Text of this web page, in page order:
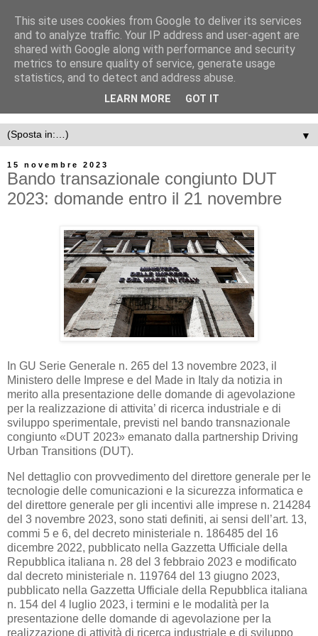
▼
15 novembre 2023
Bando transazionale congiunto DUT
2023: domande entro il 21 novembre
In GU Serie Generale n. 265 del 13 novembre 2023, il
Ministero delle Imprese e del Made in Italy da notizia in
merito alla presentazione delle domande di agevolazione
per la realizzazione di attivita’ di ricerca industriale e di
sviluppo sperimentale, previsti nel bando transnazionale
congiunto «DUT 2023» emanato dalla partnership Driving
Urban Transitions (DUT).
Nel dettaglio con provvedimento del direttore generale per le
tecnologie delle comunicazioni e la sicurezza informatica e
del direttore generale per gli incentivi alle imprese n. 214284
del 3 novembre 2023, sono stati definiti, ai sensi dell’art. 13,
commi 5 e 6, del decreto ministeriale n. 186485 del 16
dicembre 2022, pubblicato nella Gazzetta Ufficiale della
Repubblica italiana n. 28 del 3 febbraio 2023 e modificato
dal decreto ministeriale n. 119764 del 13 giugno 2023,
pubblicato nella Gazzetta Ufficiale della Repubblica italiana
n. 154 del 4 luglio 2023, i termini e le modalità per la
presentazione delle domande di agevolazione per la
realizzazione di attività di ricerca industriale e di sviluppo
This site uses cookies from Google to deliver its services
and to analyze traffic. Your IP address and user-agent are
shared with Google along with performance and security
metrics to ensure quality of service, generate usage
statistics, and to detect and address abuse.
LEARN MORE GOT IT